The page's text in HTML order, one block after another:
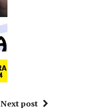
Next post